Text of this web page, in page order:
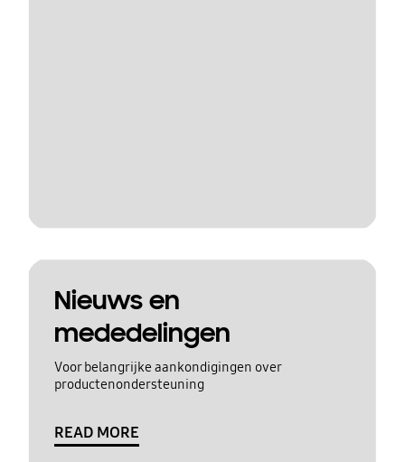
Nieuws en
mededelingen
Voor belangrijke aankondigingen over
productenondersteuning
READ MORE